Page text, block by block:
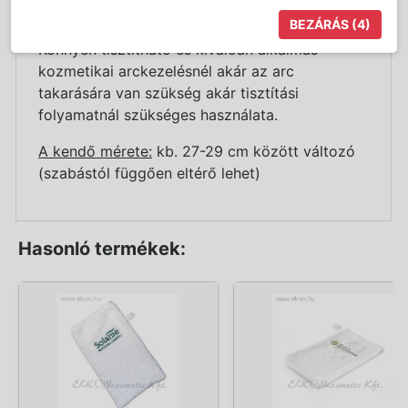
érintkezve kellemes érzést kelt, nem irritál.
Könnyen tisztítható és kiválóan alkalmas
kozmetikai arckezelésnél akár az arc
takarására van szükség akár tisztítási
folyamatnál szükséges használata.
A kendő mérete: kb. 27-29 cm között változó
(szabástól függően eltérő lehet)
Hasonló termékek:
BEZÁRÁS (4)